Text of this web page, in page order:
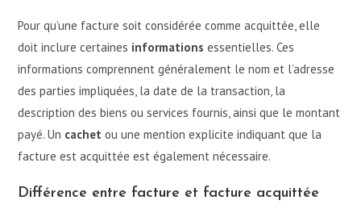
Pour qu’une facture soit considérée comme acquittée, elle
doit inclure certaines informations essentielles. Ces
informations comprennent généralement le nom et l’adresse
des parties impliquées, la date de la transaction, la
description des biens ou services fournis, ainsi que le montant
payé. Un cachet ou une mention explicite indiquant que la
facture est acquittée est également nécessaire.
Différence entre facture et facture acquittée